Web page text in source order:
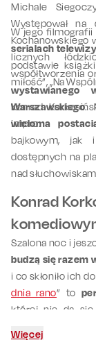
Michale
Występował na
Kochanowskiego
licznych
współtworzenia
Warszawskiego.
impro.
W jego
serialach
podstawie książki
miłość”, „Na
Konrad
wieloma
bajkowym, jak
dostępnych na
nad
Konrad
Szalona noc i
budzą się razem
i co skłoniło ich
dnia rano” to
której nie da się
Więcej